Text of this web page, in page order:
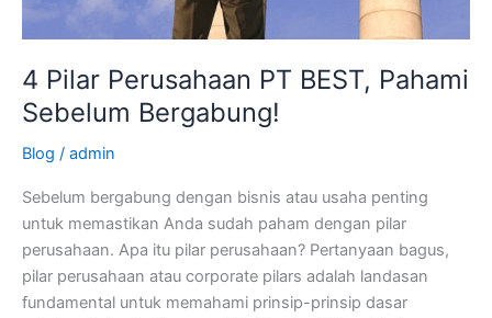
4 Pilar Perusahaan PT BEST, Pahami
Sebelum Bergabung!
Blog / admin
Sebelum bergabung dengan bisnis atau usaha penting
untuk memastikan Anda sudah paham dengan pilar
perusahaan. Apa itu pilar perusahaan? Pertanyaan bagus,
pilar perusahaan atau corporate pilars adalah landasan
fundamental untuk memahami prinsip-prinsip dasar